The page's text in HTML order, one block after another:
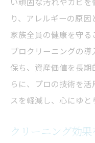
心地よい空
プロの技術
日常の疲れ
清掃を通じ
リフレッシ
り、アレルギーの原因
家族全員の健康を守
プロクリーニングの
保ち、資産価値を長期
らに、プロの技術を
スを軽減し、心にゆと
クリーニング効